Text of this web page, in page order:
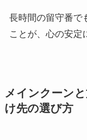
長時間の留守番で
ことが、心の安定
メインクーン
け先の選び方